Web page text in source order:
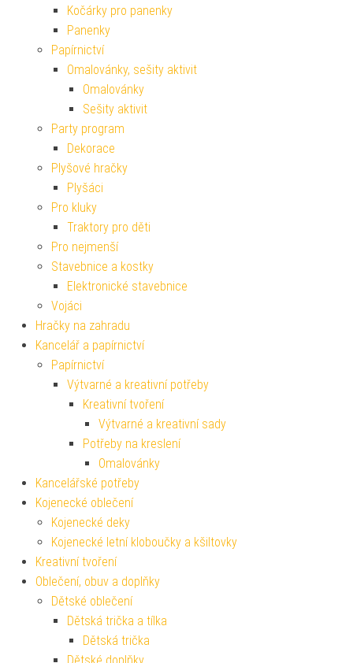
Kočárky pro panenky
Panenky
Papírnictví
Omalovánky, sešity aktivit
Omalovánky
Sešity aktivit
Party program
Dekorace
Plyšové hračky
Plyšáci
Pro kluky
Traktory pro děti
Pro nejmenší
Stavebnice a kostky
Elektronické stavebnice
Vojáci
Hračky na zahradu
Kancelář a papírnictví
Papírnictví
Výtvarné a kreativní potřeby
Kreativní tvoření
Výtvarné a kreativní sady
Potřeby na kreslení
Omalovánky
Kancelářské potřeby
Kojenecké oblečení
Kojenecké deky
Kojenecké letní kloboučky a kšiltovky
Kreativní tvoření
Oblečení, obuv a doplňky
Dětské oblečení
Dětská trička a tílka
Dětská trička